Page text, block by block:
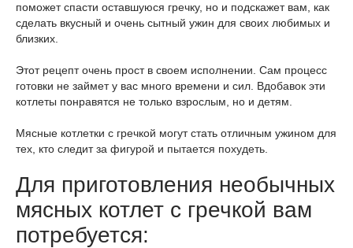
поможет спасти оставшуюся гречку, но и подскажет вам, как
сделать вкусный и очень сытный ужин для своих любимых и
близких.
Этот рецепт очень прост в своем исполнении. Сам процесс
готовки не займет у вас много времени и сил. Вдобавок эти
котлеты понравятся не только взрослым, но и детям.
Мясные котлетки с гречкой могут стать отличным ужином для
тех, кто следит за фигурой и пытается похудеть.
Для приготовления необычных
мясных котлет с гречкой вам
потребуется: